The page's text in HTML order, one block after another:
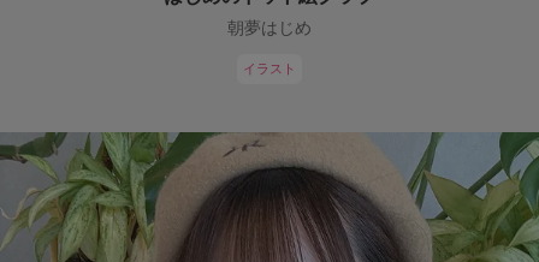
朝夢はじめ
イラスト